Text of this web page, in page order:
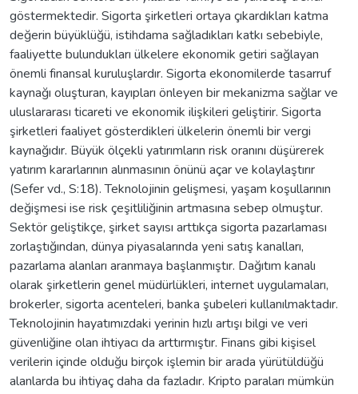
göstermektedir. Sigorta şirketleri ortaya çıkardıkları katma
değerin büyüklüğü, istihdama sağladıkları katkı sebebiyle,
faaliyette bulundukları ülkelere ekonomik getiri sağlayan
önemli finansal kuruluşlardır. Sigorta ekonomilerde tasarruf
kaynağı oluşturan, kayıpları önleyen bir mekanizma sağlar ve
uluslararası ticareti ve ekonomik ilişkileri geliştirir. Sigorta
şirketleri faaliyet gösterdikleri ülkelerin önemli bir vergi
kaynağıdır. Büyük ölçekli yatırımların risk oranını düşürerek
yatırım kararlarının alınmasının önünü açar ve kolaylaştırır
(Sefer vd., S:18). Teknolojinin gelişmesi, yaşam koşullarının
değişmesi ise risk çeşitliliğinin artmasına sebep olmuştur.
Sektör geliştikçe, şirket sayısı arttıkça sigorta pazarlaması
zorlaştığından, dünya piyasalarında yeni satış kanalları,
pazarlama alanları aranmaya başlanmıştır. Dağıtım kanalı
olarak şirketlerin genel müdürlükleri, internet uygulamaları,
brokerler, sigorta acenteleri, banka şubeleri kullanılmaktadır.
Teknolojinin hayatımızdaki yerinin hızlı artışı bilgi ve veri
güvenliğine olan ihtiyacı da arttırmıştır. Finans gibi kişisel
verilerin içinde olduğu birçok işlemin bir arada yürütüldüğü
alanlarda bu ihtiyaç daha da fazladır. Kripto paraları mümkün